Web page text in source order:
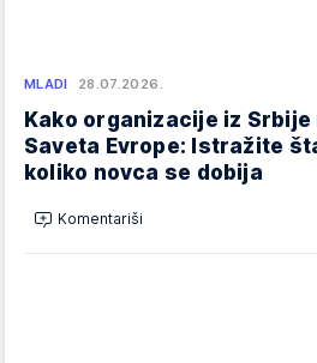
MLADI 28.07.2026.
Kako organizacije iz Srbije
Saveta Evrope: Istražite
koliko novca se dobija
Komentariši